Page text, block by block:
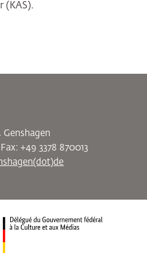
(KAS).
Genshagen
+49 3378 870013